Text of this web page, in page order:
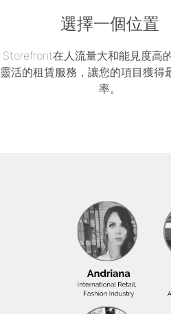
選擇一個位置
Storefront在人流量大和能見度高
靈活的租賃服務，讓您的項目獲得
率。